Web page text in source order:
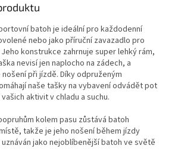
batoh je ideální pro každodenní
nebo jako příruční zavazadlo pro
konstrukce zahrnuje super lehký rám,
nevisí jen naplocho na zádech, a
při jízdě. Díky odpruženým
naše tašky na vybavení odvádět pot
aktivit v chladu a suchu.
kolem pasu zůstává batoh
takže je jeho nošení během jízdy
jako nejoblíbenější batoh ve světě